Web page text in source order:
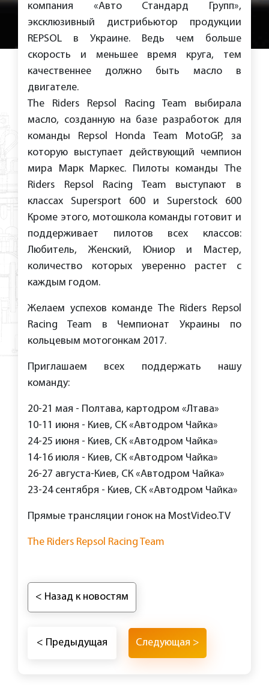
компания «Авто Стандард Групп»,
эксклюзивный дистрибьютор продукции
REPSOL в Украине. Ведь чем больше
скорость и меньшее время круга, тем
качественнее должно быть масло в
двигателе.
The Riders Repsol Racing Team выбирала
масло, созданную на базе разработок для
команды Repsol Honda Team MotoGP, за
которую выступает действующий чемпион
мира Марк Маркес. Пилоты команды The
Riders Repsol Racing Team выступают в
классах Supersport 600 и Superstock 600
Кроме этого, мотошкола команды готовит и
поддерживает пилотов всех классов:
Любитель, Женский, Юниор и Мастер,
количество которых уверенно растет с
каждым годом.
Желаем успехов команде The Riders Repsol
Racing Team в Чемпионат Украины по
кольцевым мотогонкам 2017.
Приглашаем всех поддержать нашу
команду:
20-21 мая - Полтава, картодром «Лтава»
10-11 июня - Киев, СК «Автодром Чайка»
24-25 июня - Киев, СК «Автодром Чайка»
14-16 июля - Киев, СК «Автодром Чайка»
26-27 августа-Киев, СК «Автодром Чайка»
23-24 сентября - Киев, СК «Автодром Чайка»
Прямые трансляции гонок на MostVideo.TV
The Riders Repsol Racing Team
< Назад к новостям
< Предыдущая Следующая >